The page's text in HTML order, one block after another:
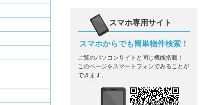
スマホ専用サイト
スマホからでも簡単物件検索！
ご覧のパソコンサイトと同じ機能搭載！
このページをスマートフォンでみることが
できます。